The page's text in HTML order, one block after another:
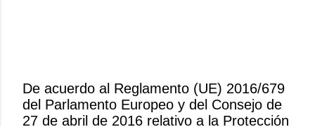
P
u
De acuerdo al Reglamento (UE) 2016/679
del Parlamento Europeo y del Consejo de
27 de abril de 2016 relativo a la Protección